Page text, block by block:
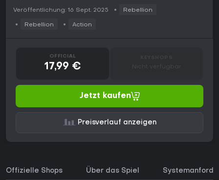
Veröffentlichung: 16 Sept. 2025 Rebellion
Rebellion Action
OFFICIAL
17,99 € Nicht verfügbar
Jetzt kaufen
Preisverlauf anzeigen
Offizielle Shops Über das Spiel